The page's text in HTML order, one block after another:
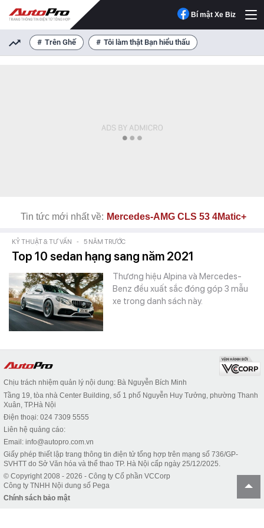
Bí mật Xe Biz
Trên Ghế Tôi làm thật Bạn hiểu thấu
Tin tức mới nhất về: Mercedes-AMG CLS 53 4Matic+
KỸ THUẬT & TƯ VẤN - 5 NĂM TRƯỚC
Top 10 sedan hạng sang năm 2021
Thương hiệu Alpina và Mercedes-
Benz đều xuất sắc đóng góp 3 mẫu
xe trong danh sách này.
Chịu trách nhiệm quản lý nội dung: Bà Nguyễn Bích Minh
Tầng 19, tòa nhà Center Building, số 1 phố Nguyễn Huy Tưởng, phường Thanh
Xuân, TP.Hà Nội
Điện thoại: 024 7309 5555
Liên hệ quảng cáo:
Email: info@autopro.com.vn
Giấy phép thiết lập trang thông tin điện tử tổng hợp trên mạng số 736/GP-
SVHTT do Sở Văn hóa và thể thao TP. Hà Nội cấp ngày 25/12/2025.
© Copyright 2008 - 2026 - Công ty Cổ phần VCCorp
Công ty TNHH Nội dung số Pega
Chính sách bảo mật